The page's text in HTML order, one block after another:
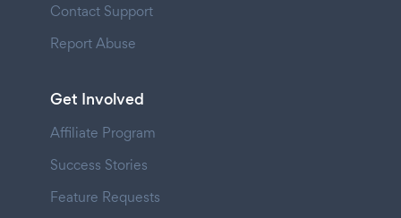
Contact Support
Report Abuse
Get Involved
Affiliate Program
Success Stories
Feature Requests